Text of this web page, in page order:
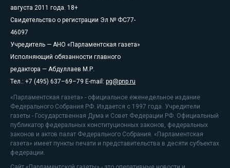
августа 2011 года. 18+
Свидетельство о регистрации Эл № ФС77-
46097
Учредитель — АНО «Парламентская газета»
Исполняющий обязанности главного
редактора — Абдуллаев М.Р.
Тел.: +7 (495) 637–69–79 E-mail: pg@pnp.ru
«Парламентская газета» - официальное еженедельное издание
Федерального Собрания РФ. Издается с 1997 года. Учредители
газеты - Государственная Дума и Совет Федерации РФ. Официальный
публикатор федеральных конституционных законов, федеральных
законов и актов палат Федерального Собрания. «Парламентская
газета» имеет пункты печати и представительства в десяти субъектах
федерации.